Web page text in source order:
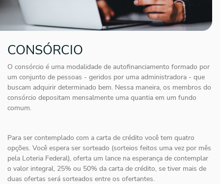
CONSÓRCIO
O consórcio é uma modalidade de autofinanciamento formado por
um conjunto de pessoas - geridos por uma administradora - que
buscam adquirir determinado bem. Nessa maneira, os membros do
consórcio depositam mensalmente uma quantia em um fundo
comum.
Para ser contemplado com a carta de crédito você tem quatro
opções. Você espera ser sorteado (sorteios feitos uma vez por mês
pela Loteria Federal), oferta um lance na esperança de contemplar
o valor integral, 25% ou 50% da carta de crédito, se tiver mais de
duas ofertas será sorteados entre os ofertantes.